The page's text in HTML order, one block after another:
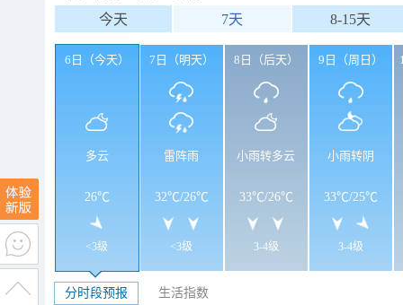
今天 7天 8-15天
6日（今天）
多云
26℃
<3级
7日（明天）
雷阵雨
32℃/26℃
<3级
8日（后天）
小雨转多云
33℃/26℃
3-4级
9日（周日）
小雨转阴
33℃/25℃
3-4级
分时段预报 生活指数